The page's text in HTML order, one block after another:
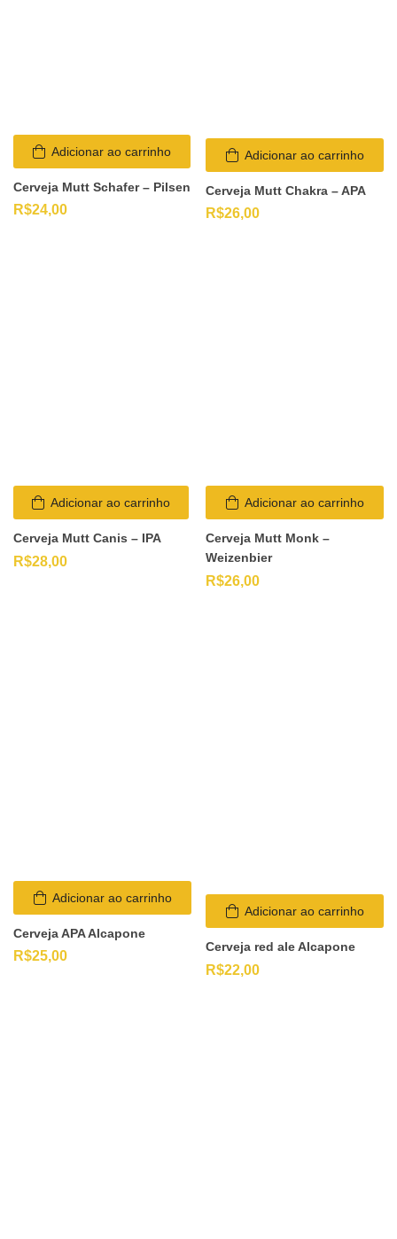
Adicionar ao carrinho
Cerveja Mutt Schafer – Pilsen
R$24,00
Adicionar ao carrinho
Cerveja Mutt Chakra – APA
R$26,00
Adicionar ao carrinho
Cerveja Mutt Canis – IPA
R$28,00
Adicionar ao carrinho
Cerveja Mutt Monk –
Weizenbier
R$26,00
Adicionar ao carrinho
Cerveja APA Alcapone
R$25,00
Adicionar ao carrinho
Cerveja red ale Alcapone
R$22,00